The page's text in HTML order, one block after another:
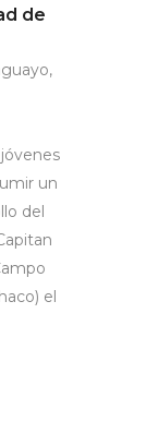
de
un
del
el